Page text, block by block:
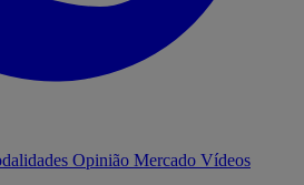
Opinião Mercado Vídeos